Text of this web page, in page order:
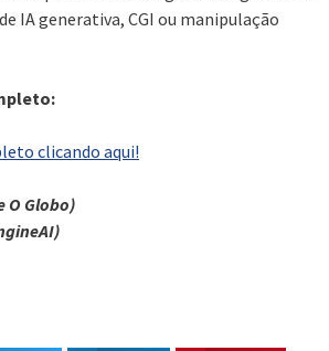
IA generativa, CGI ou manipulação
clicando aqui!
O Globo)